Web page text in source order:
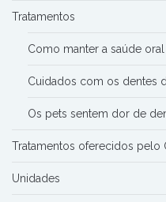
Tratamentos
Como manter a saúde
Cuidados com os dentes
Os pets sentem dor de
Tratamentos oferecidos pelo
Unidades